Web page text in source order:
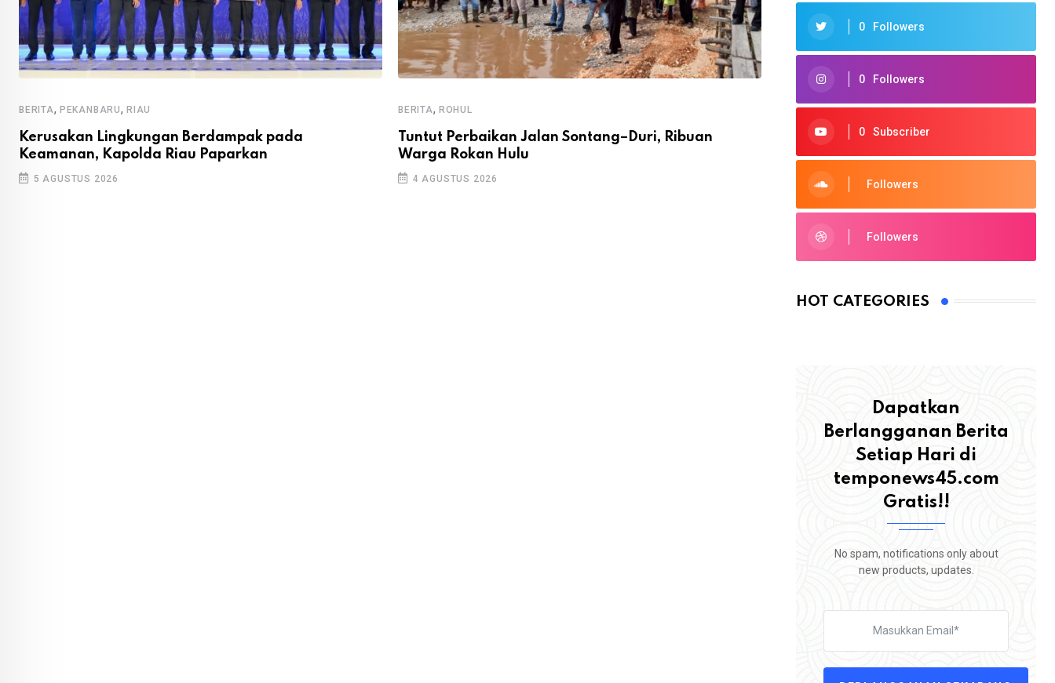
BERITA, PEKANBARU,RIAU
Kerusakan Lingkungan Berdampak pada
Keamanan, Kapolda Riau Paparkan
5 AGUSTUS 2026
BERITA, ROHUL
Tuntut Perbaikan Jalan Sontang–Duri, Ribuan
Warga Rokan Hulu
4 AGUSTUS 2026
BENGKALIS
BERITA
Sambut Ekraforia 2026, Pemkab
Gandeng
4 AGUSTUS 2026
0 Followers
0 Followers
0 Subscriber
Followers
Followers
HOT CATEGORIES
Dapatkan
Berlangganan Berita
Setiap Hari di
temponews45.com
Gratis!!
No spam, notifications only about
new products, updates.